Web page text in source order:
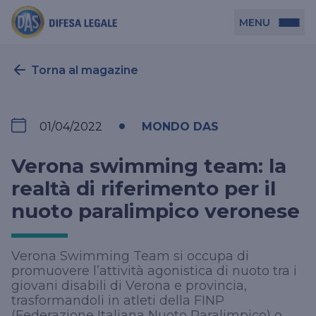
Persona
DAS in Movimento
La nostra famiglia, la nostra casa, la nostra intimità.
Azienda
DAS Tutela Associazioni
DAS Tutela Aziende
DAS Impresa Edile
DAS Tutela Manager P. Giuridica
DAS in Condominio
DAS Circolazione Business
DAS Ritiro Patente Business
Professionista
DAS Professionista
DAS Professione Sanitaria
DAS Tutela Manager P. Fisica
Cerca Agenzia
MENU
Torna al magazine
01/04/2022 MONDO DAS
Verona swimming team: la
realtà di riferimento per il
nuoto paralimpico veronese
Verona Swimming Team si occupa di
promuovere l’attività agonistica di nuoto tra i
giovani disabili di Verona e provincia,
trasformandoli in atleti della FINP